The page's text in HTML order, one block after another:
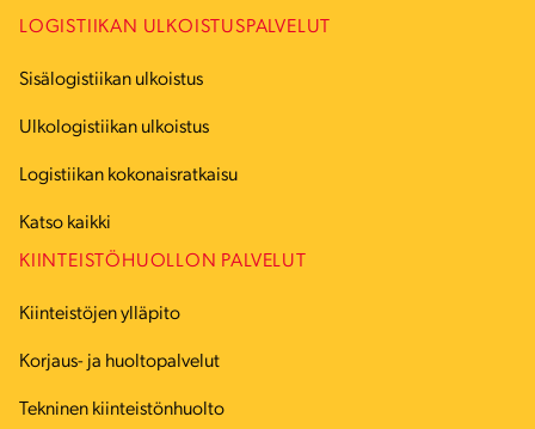
LOGISTIIKAN ULKOISTUSPALVELUT
Sisälogistiikan ulkoistus
Ulkologistiikan ulkoistus
Logistiikan kokonaisratkaisu
Katso kaikki
KIINTEISTÖHUOLLON PALVELUT
Kiinteistöjen ylläpito
Korjaus- ja huoltopalvelut
Tekninen kiinteistönhuolto